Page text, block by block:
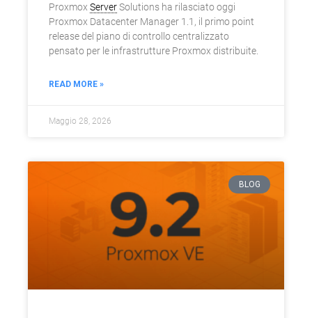
Proxmox ServerSolutions ha rilasciato oggi
Proxmox Datacenter Manager 1.1, il primo point
release del piano di controllo centralizzato
pensato per le infrastrutture Proxmox distribuite.
READ MORE »
Maggio 28, 2026
BLOG